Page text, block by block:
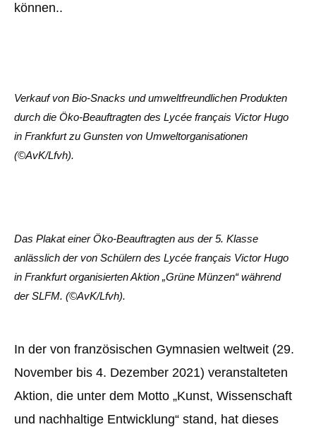
können..
Verkauf von Bio-Snacks und umweltfreundlichen Produkten
durch die Öko-Beauftragten des Lycée français Victor Hugo
in Frankfurt zu Gunsten von Umweltorganisationen
(©AvK/Lfvh).
Das Plakat einer Öko-Beauftragten aus der 5. Klasse
anlässlich der von Schülern des Lycée français Victor Hugo
in Frankfurt organisierten Aktion „Grüne Münzen“ während
der SLFM. (©AvK/Lfvh).
In der von französischen Gymnasien weltweit (29.
November bis 4. Dezember 2021) veranstalteten
Aktion, die unter dem Motto „Kunst, Wissenschaft
und nachhaltige Entwicklung“ stand, hat dieses